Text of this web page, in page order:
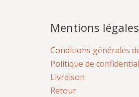
Mentions légales
Conditions générales
Politique de
Livraison
Retour